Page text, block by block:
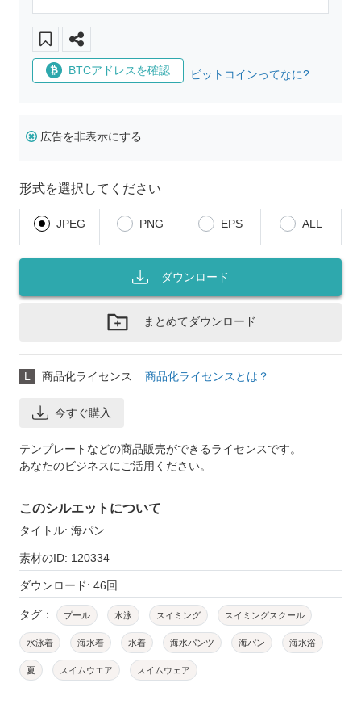
BTCアドレスを確認 ビットコインってなに?
広告を非表示にする
形式を選択してください
JPEG PNG EPS ALL
ダウンロード
まとめてダウンロード
L 商品化ライセンス 商品化ライセンスとは？
今すぐ購入
テンプレートなどの商品販売ができるライセンスです。
あなたのビジネスにご活用ください。
このシルエットについて
タイトル: 海パン
素材のID: 120334
ダウンロード: 46回
タグ： プール 水泳 スイミング スイミングスクール
水泳着 海水着 水着 海水パンツ 海パン 海水浴
夏 スイムウエア スイムウェア